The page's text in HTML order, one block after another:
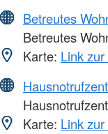
Betreutes
Betreutes
Karte: Link
Karte: Link